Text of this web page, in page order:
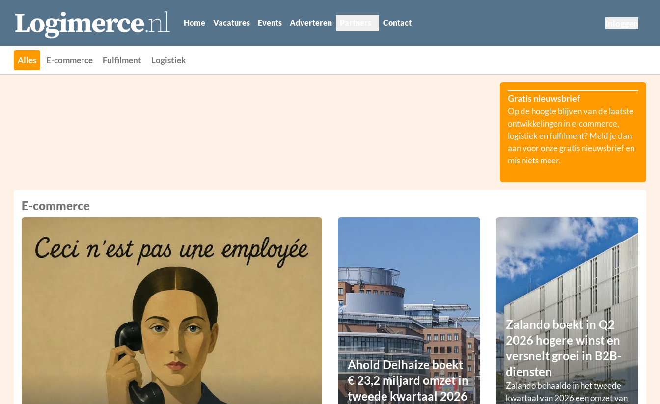
Home Vacatures Events Adverteren Contact
Alles E-commerce Fulfilment Logistiek
Gratis nieuwsbrief
Op de hoogte blijven van de laatste
ontwikkelingen in e-commerce,
logistiek en fulfilment? Meld je dan
aan voor onze gratis nieuwsbrief en
mis niets meer.
E-commerce
Ahold Delhaize boekt
€ 23,2 miljard omzet in
tweede kwartaal 2026
Zalando boekt in Q2
2026 hogere winst en
versnelt groei in B2B-
diensten
Zalando behaalde in het tweede
kwartaal van 2026 een omzet van